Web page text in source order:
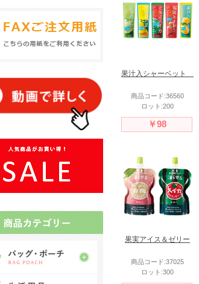
果汁入シャーベット
商品コード:36560
ロット:200
￥98
果実アイス＆ゼリー
商品コード:37025
ロット:300